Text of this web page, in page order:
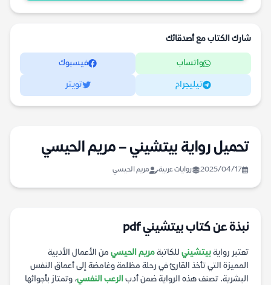
شارك الكتاب مع أصدقائك
واتساب فيسبوك
تيليجرام تويتر
تحميل رواية بيتشيني – مريم الحيسي
2025/04/17 روايات عربية مريم الحيسي
نبذة عن كتاب بيتشيني pdf
تعتبر روايةبيتشيني للكاتبةمريم الحيسي من الأعمال الأدبية
المميزة التي تأخذ القارئ في رحلة مظلمة وغامضة إلى أعماق النفس
البشرية. تصنف هذه الرواية ضمن أدبالرعب النفسي، وتمتاز بأجوائها